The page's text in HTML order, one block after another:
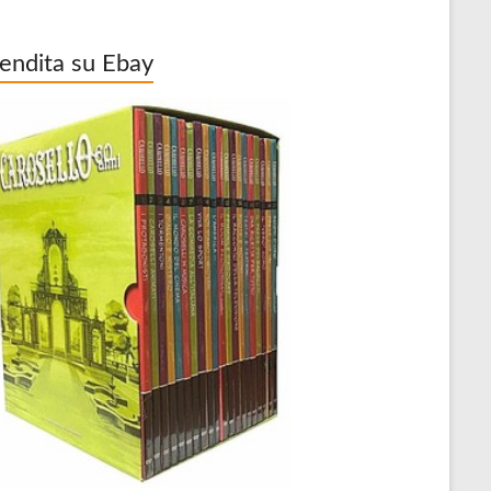
su Ebay